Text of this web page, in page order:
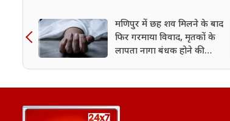
मणिपुर में छह शव मिलने के बाद
फिर गरमाया विवाद, मृतकों के
लापता नागा बंधक होने की